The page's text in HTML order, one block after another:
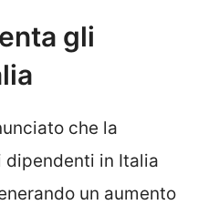
gli
che la
dipendenti in Italia
un aumento